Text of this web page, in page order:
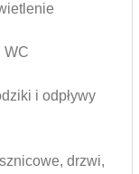
WC
i odpływy
drzwi,